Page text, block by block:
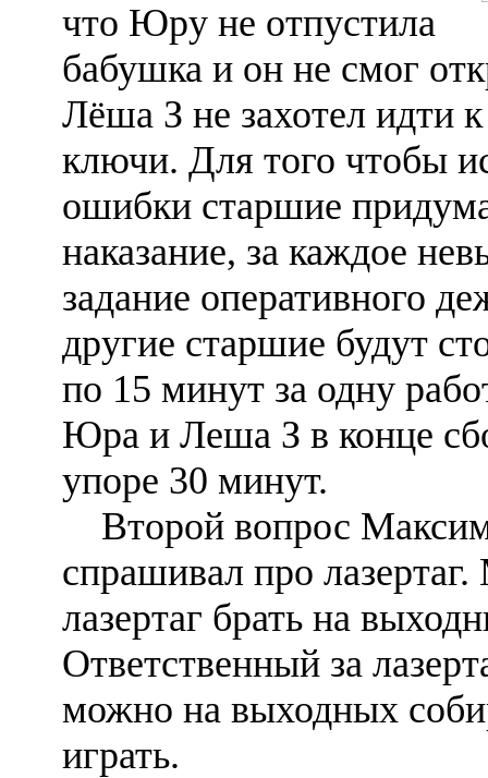
что Юру не отпустила
бабушка и он не смог
Лёша З не захотел идти
ключи. Для того чтобы
ошибки старшие
наказание, за каждое
задание оперативного
другие старшие будут
по 15 минут за одну
Юра и Леша З в конце
упоре 30 минут.
Второй вопрос
спрашивал про
лазертаг брать на
Ответственный за
можно на выходных
играть.